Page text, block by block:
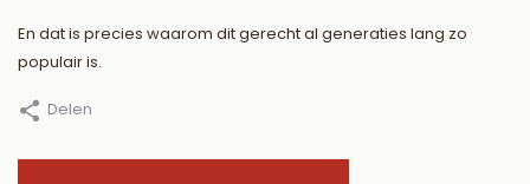
En dat is precies waarom dit gerecht al generaties lang zo
populair is.
Delen